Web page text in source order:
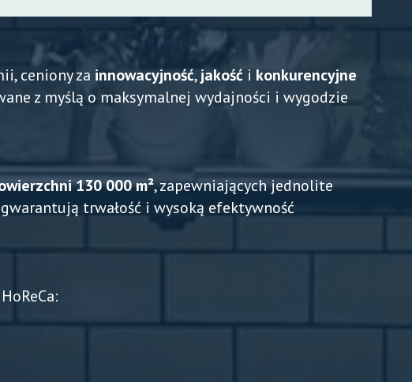
ceniony za innowacyjność,jakość i konkurencyjne
z myślą o maksymalnej wydajności i wygodzie
130 000 m², zapewniających jednolite
trwałość i wysoką efektywność